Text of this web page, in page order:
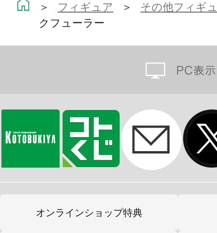
＞ フィギュア ＞ その他フィギ
クフューラー
オンラインショップ特典